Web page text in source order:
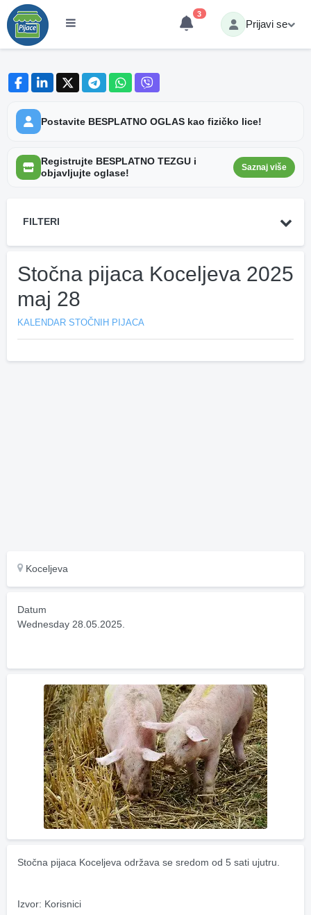
3
Prijavi se
Postavite BESPLATNO OGLAS kao fizičko lice!
Registrujte BESPLATNO TEZGU i
objavljujte oglase!
Saznaj više
FILTERI
Stočna pijaca Koceljeva 2025
maj 28
KALENDAR STOČNIH PIJACA
Koceljeva
Datum
Wednesday 28.05.2025.
Stočna pijaca Koceljeva održava se sredom od 5 sati ujutru.
Izvor: Korisnici